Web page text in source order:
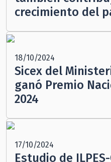
crecimiento del
18/10/2024
Sicex del
ganó Premio
2024
17/10/2024
Estudio de